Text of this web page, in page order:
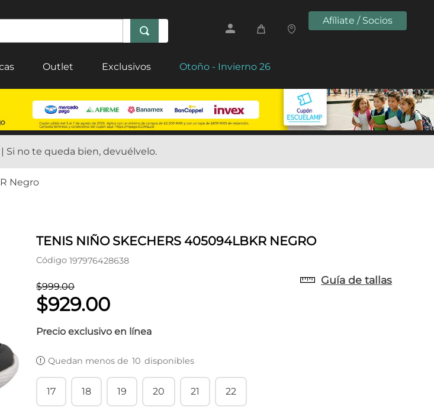
Afíliate / Socios
Outlet Exclusivos Otoño - Invierno 26
Si no te queda bien, devuélvelo.
Negro
TENIS NIÑO SKECHERS 405094LBKR NEGRO
Código 197976428638
$999.00
$929.00
Precio exclusivo en línea
Guía de tallas
Quedan menos de 10 disponibles
17 18 19 20 21 22